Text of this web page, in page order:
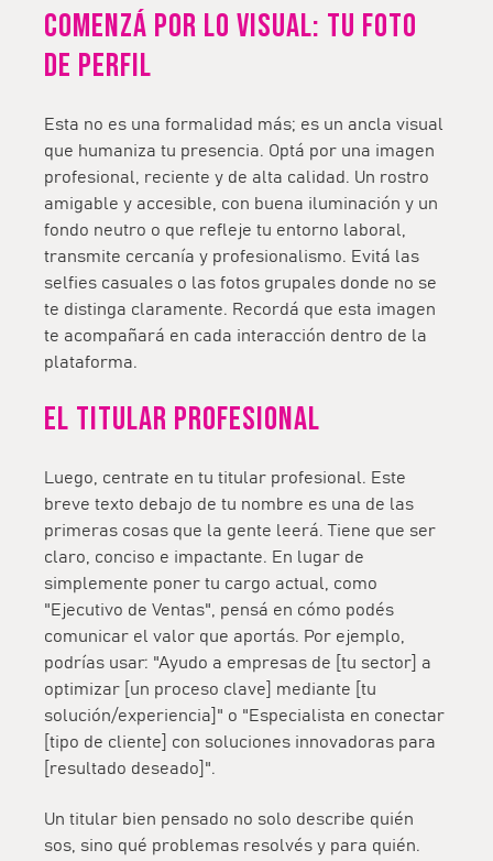
Comenzá por lo visual: tu foto
de perfil
Esta no es una formalidad más; es un ancla visual
que humaniza tu presencia. Optá por una imagen
profesional, reciente y de alta calidad. Un rostro
amigable y accesible, con buena iluminación y un
fondo neutro o que refleje tu entorno laboral,
transmite cercanía y profesionalismo. Evitá las
selfies casuales o las fotos grupales donde no se
te distinga claramente. Recordá que esta imagen
te acompañará en cada interacción dentro de la
plataforma.
El titular profesional
Luego, centrate en tu titular profesional. Este
breve texto debajo de tu nombre es una de las
primeras cosas que la gente leerá. Tiene que ser
claro, conciso e impactante. En lugar de
simplemente poner tu cargo actual, como
"Ejecutivo de Ventas", pensá en cómo podés
comunicar el valor que aportás. Por ejemplo,
podrías usar: "Ayudo a empresas de [tu sector] a
optimizar [un proceso clave] mediante [tu
solución/experiencia]" o "Especialista en conectar
[tipo de cliente] con soluciones innovadoras para
[resultado deseado]".
Un titular bien pensado no solo describe quién
sos, sino qué problemas resolvés y para quién.